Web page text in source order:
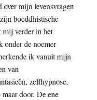
over mijn levensvragen
boeddhistische
mij verder in het
onder de noemer
ik vanuit mijn
van
zelfhypnose,
door. De ene